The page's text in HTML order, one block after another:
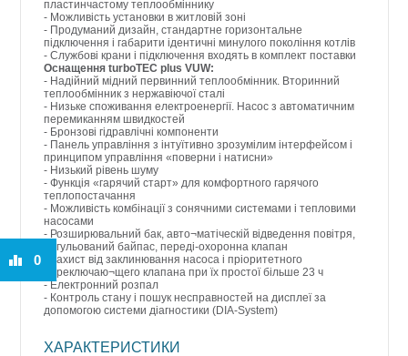
пластинчастому теплообміннику
- Можливість установки в житловій зоні
- Продуманий дизайн, стандартне горизонтальне
підключення і габарити ідентичні минулого покоління котлів
- Службові крани і підключення входять в комплект поставки
Оснащення turboTEC plus VUW:
- Надійний мідний первинний теплообмінник. Вторинний
теплообмінник з нержавіючої сталі
- Низьке споживання електроенергії. Насос з автоматичним
перемиканням швидкостей
- Бронзові гідравлічні компоненти
- Панель управління з інтуїтивно зрозумілим інтерфейсом і
принципом управління «поверни і натисни»
- Низький рівень шуму
- Функція «гарячий старт» для комфортного гарячого
теплопостачання
- Можливість комбінації з сонячними системами і тепловими
насосами
- Розширювальний бак, авто¬матіческій відведення повітря,
регульований байпас, переді-охоронна клапан
- Захист від заклинювання насоса і пріоритетного
переключаю¬щего клапана при їх простої більше 23 ч
- Електронний розпал
- Контроль стану і пошук несправностей на дисплеї за
допомогою системи діагностики (DIA-System)
ХАРАКТЕРИСТИКИ
0